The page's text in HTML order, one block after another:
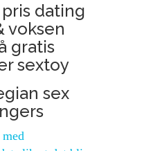
dating
voksen
gratis
sextoy
sex